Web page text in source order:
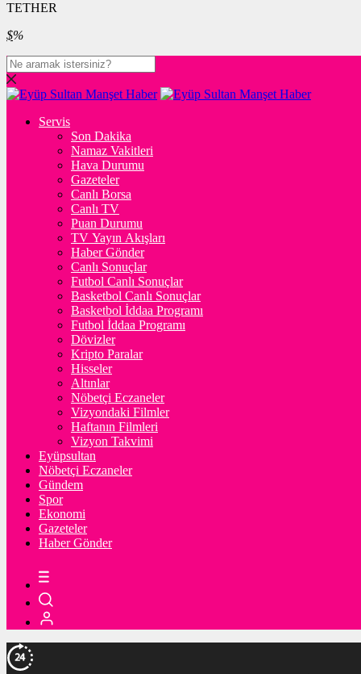
TETHER
$%
Servis
Son Dakika
Namaz Vakitleri
Hava Durumu
Gazeteler
Canlı Borsa
Canlı TV
Puan Durumu
TV Yayın Akışları
Haber Gönder
Canlı Sonuçlar
Futbol Canlı Sonuçlar
Basketbol Canlı Sonuçlar
Basketbol İddaa Programı
Futbol İddaa Programı
Dövizler
Kripto Paralar
Hisseler
Altınlar
Nöbetçi Eczaneler
Vizyondaki Filmler
Haftanın Filmleri
Vizyon Takvimi
Eyüpsultan
Nöbetçi Eczaneler
Gündem
Spor
Ekonomi
Gazeteler
Haber Gönder